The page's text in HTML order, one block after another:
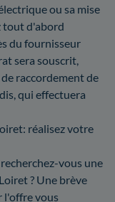
ou sa mise
tout d'abord
du fournisseur
sera souscrit,
raccordement de
qui effectuera
réalisez votre
vous une
? Une brève
l'offre vous